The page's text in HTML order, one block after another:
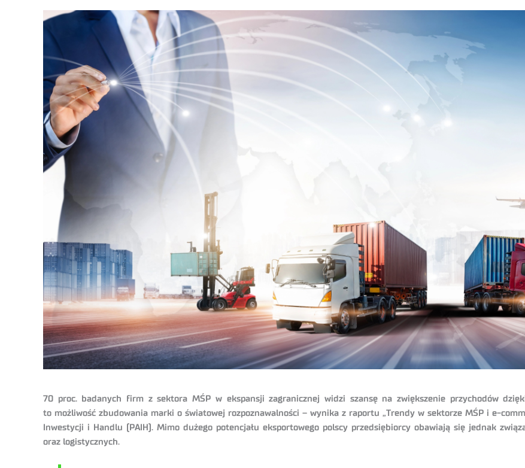
70 proc. badanych firm z sektora MŚP w ekspansji zagranicznej widzi szansę na zwiększenie przychodów
to możliwość zbudowania marki o światowej rozpoznawalności – wynika z raportu „Trendy w sektorze MŚP i e-
Inwestycji i Handlu (PAIH). Mimo dużego potencjału eksportowego polscy przedsiębiorcy obawiają się jednak
oraz logistycznych.